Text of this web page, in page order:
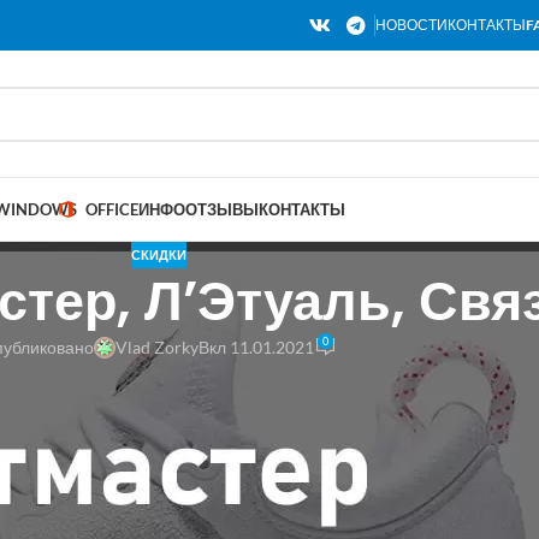
НОВОСТИКОНТАКТЫ
OFFICEИНФООТЗЫВЫКОНТАКТЫ
СКИДКИ
Л’Этуаль,
Vlad ZorkyВкл 11.01.2021 0
до 50%. Большая распродажа обуви от Nike, в которой
акции «2 000 бонусов за покупку от 1 000₽». Не упустите хорошую
которая продлится до конца месяца На ней вас ждут